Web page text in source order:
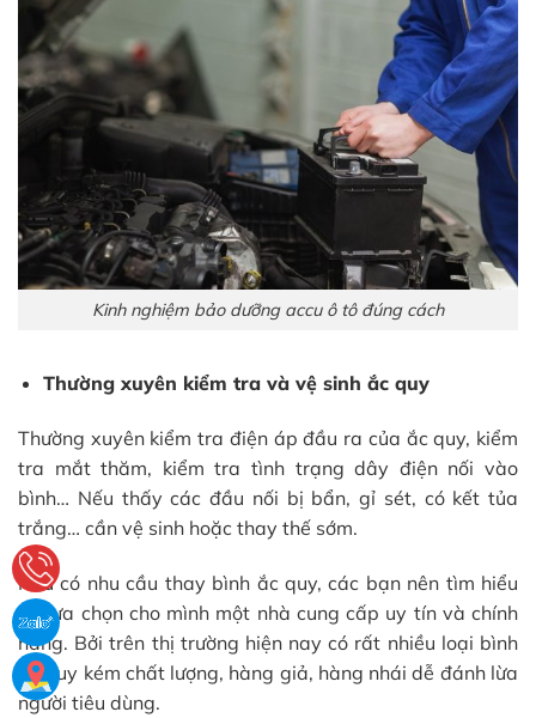
Kinh nghiệm bảo dưỡng accu ô tô đúng cách
Thường xuyên kiểm tra và vệ sinh ắc quy
Thường xuyên kiểm tra điện áp đầu ra của ắc quy, kiểm
tra mắt thăm, kiểm tra tình trạng dây điện nối vào
bình… Nếu thấy các đầu nối bị bẩn, gỉ sét, có kết tủa
trắng… cần vệ sinh hoặc thay thế sớm.
Nếu có nhu cầu thay bình ắc quy, các bạn nên tìm hiểu
và lựa chọn cho mình một nhà cung cấp uy tín và chính
hãng. Bởi trên thị trường hiện nay có rất nhiều loại bình
ắc quy kém chất lượng, hàng giả, hàng nhái dễ đánh lừa
người tiêu dùng.